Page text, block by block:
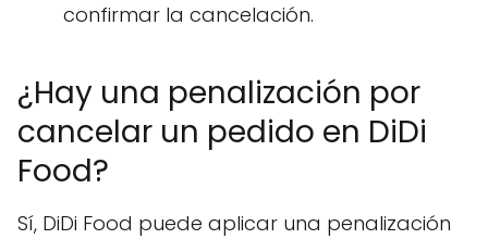
confirmar la cancelación.
¿Hay una penalización por
cancelar un pedido en DiDi
Food?
Sí, DiDi Food puede aplicar una penalización